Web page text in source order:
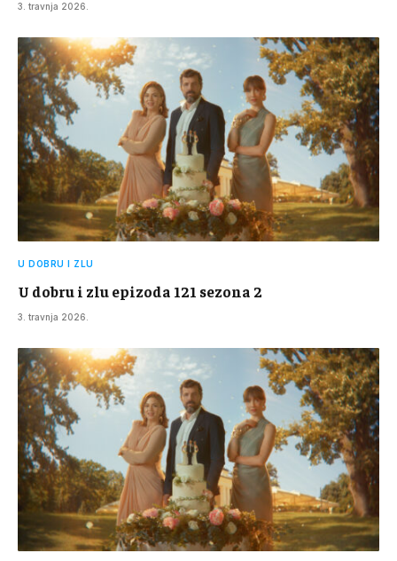
3. travnja 2026.
U DOBRU I ZLU
U dobru i zlu epizoda 121 sezona 2
3. travnja 2026.